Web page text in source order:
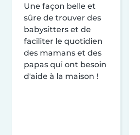
Une façon belle et
sûre de trouver des
babysitters et de
faciliter le quotidien
des mamans et des
papas qui ont besoin
d'aide à la maison !